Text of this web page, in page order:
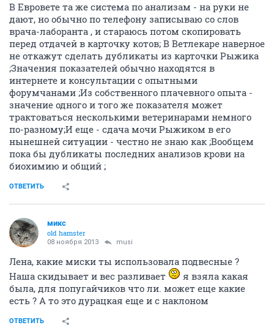
В Евровете та же система по анализам - на руки не
дают, но обычно по телефону записываю со слов
врача-лаборанта , и стараюсь потом скопировать
перед отдачей в карточку котов; В Ветлекаре наверное
не откажут сделать дубликаты из карточки Рыжика
;Значения показателей обычно находятся в
интернете и консультации с опытными
форумчанами ;Из собственного плачевного опыта -
значение одного и того же показателя может
трактоваться несколькими ветеринарами немного
по-разному;И еще - сдача мочи Рыжиком в его
нынешней ситуации - честно не знаю как ;Вообщем
пока бы дубликаты последних анализов крови на
биохимию и общий ;
ОТВЕТИТЬ
микс
old hamster
08 ноября 2013 musi
Лена, какие миски ты использовала подвесные ?
Наша скидывает и вес разливает
я взяла какая
была, для попугайчиков что ли. может еще какие
есть ? А то это дурацкая еще и с наклоном
ОТВЕТИТЬ